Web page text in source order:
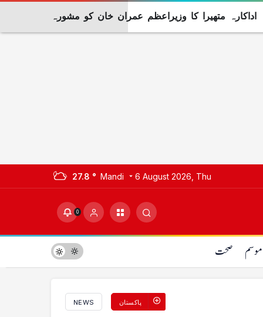
27.8 ° Mandi 6 August 2026, Thu
0
موسم صحت
NEWS پاکستان
اداکارہ متھیرا کا وزیراعظم عمران خان کو مشورہ